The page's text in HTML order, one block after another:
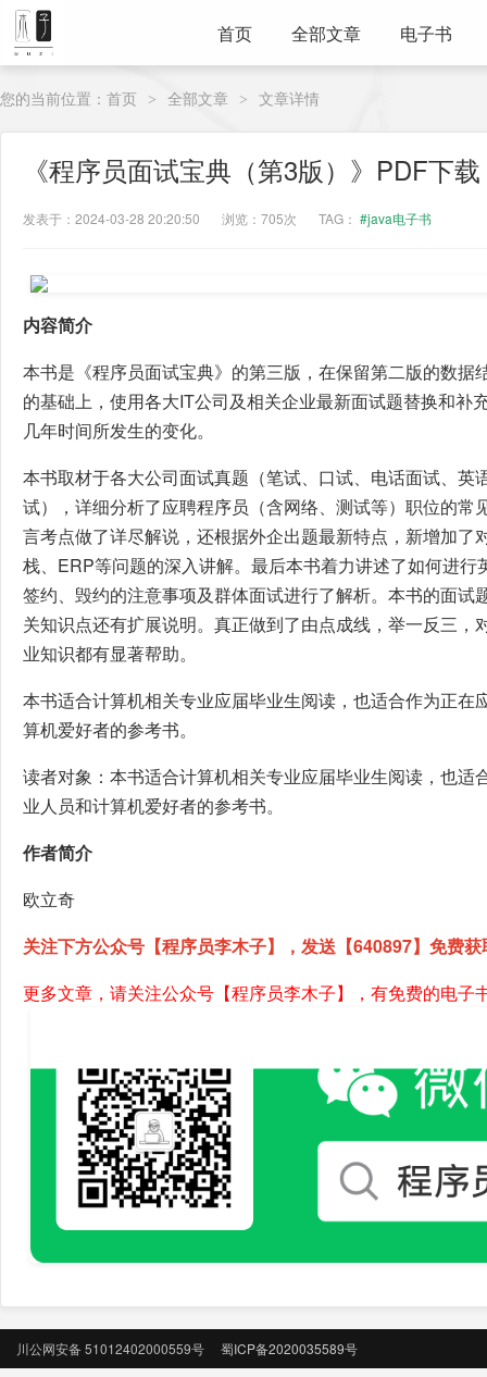
首页 全部文章 电子书
您的当前位置： 首页 > 全部文章 > 文章详情
《程序员面试宝典（第3版）》PDF下载
发表于：2024-03-28 20:20:50 浏览：705次 TAG： #java电子书
内容简介
本书是《程序员面试宝典》的第三版，在保留第二版的数据
的基础上，使用各大IT公司及相关企业最新面试题替换和补
几年时间所发生的变化。
本书取材于各大公司面试真题（笔试、口试、电话面试、英
试），详细分析了应聘程序员（含网络、测试等）职位的常
言考点做了详尽解说，还根据外企出题最新特点，新增加了
栈、ERP等问题的深入讲解。最后本书着力讲述了如何进
签约、毁约的注意事项及群体面试进行了解析。本书的面试
关知识点还有扩展说明。真正做到了由点成线，举一反三，
业知识都有显著帮助。
本书适合计算机相关专业应届毕业生阅读，也适合作为正在
算机爱好者的参考书。
读者对象：本书适合计算机相关专业应届毕业生阅读，也适
业人员和计算机爱好者的参考书。
作者简介
欧立奇
关注下方公众号【程序员李木子】，发送【640897】免费获
更多文章，请关注公众号【程序员李木子】，有免费的电子
川公网安备 51012402000559号 蜀ICP备2020035589号